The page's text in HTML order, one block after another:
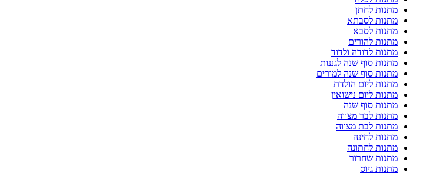
מתנות לחתן
מתנות לסבתא
מתנות לסבא
מתנות להורים
מתנות לדודה ולדוד
מתנות סוף שנה לגננות
מתנות סוף שנה למורים
מתנות ליום הולדת
מתנות ליום נישואין
מתנות סוף שנה
מתנות לבר מצווה
מתנות לבת מצווה
מתנות לחינה
מתנות לחתונה
מתנות שחרור
מתנות גיוס